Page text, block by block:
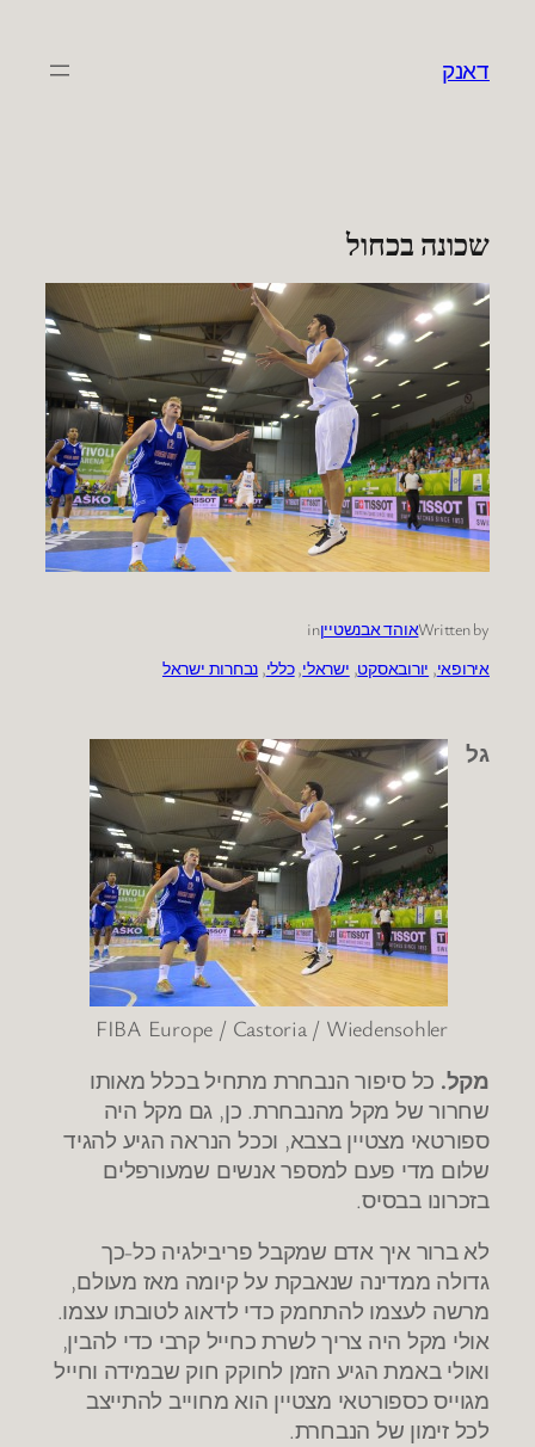
דאנק
שכונה בכחול
Written byאוהד אבנשטייןin
אירופאי, יורובאסקט, ישראלי, כללי, נבחרות ישראל
FIBA Europe / Castoria / Wiedensohler
גל
מקל. כל סיפור הנבחרת מתחיל בכלל מאותו
שחרור של מקל מהנבחרת. כן, גם מקל היה
ספורטאי מצטיין בצבא, וככל הנראה הגיע להגיד
שלום מדי פעם למספר אנשים שמעורפלים
בזכרונו בבסיס.
לא ברור איך אדם שמקבל פריבילגיה כל-כך
גדולה ממדינה שנאבקת על קיומה מאז מעולם,
מרשה לעצמו להתחמק כדי לדאוג לטובתו עצמו.
אולי מקל היה צריך לשרת כחייל קרבי כדי להבין,
ואולי באמת הגיע הזמן לחוקק חוק שבמידה וחייל
מגוייס כספורטאי מצטיין הוא מחוייב להתייצב
לכל זימון של הנבחרת.